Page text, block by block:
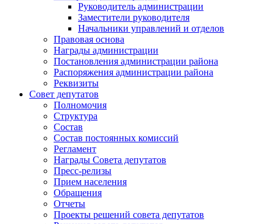
Руководитель администрации
Заместители руководителя
Начальники управлений и отделов
Правовая основа
Награды администрации
Постановления администрации района
Распоряжения администрации района
Реквизиты
Совет депутатов
Полномочия
Структура
Состав
Состав постоянных комиссий
Регламент
Награды Совета депутатов
Пресс-релизы
Прием населения
Обращения
Отчеты
Проекты решений совета депутатов